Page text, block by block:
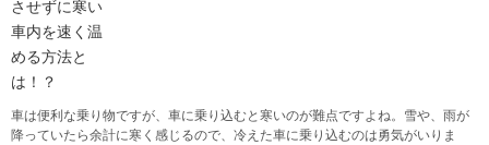
車は便利な乗り物ですが、車に乗り込むと寒いのが難点ですよね。雪や、雨が
降っていたら余計に寒く感じるので、冷えた車に乗り込むのは勇気がいりま